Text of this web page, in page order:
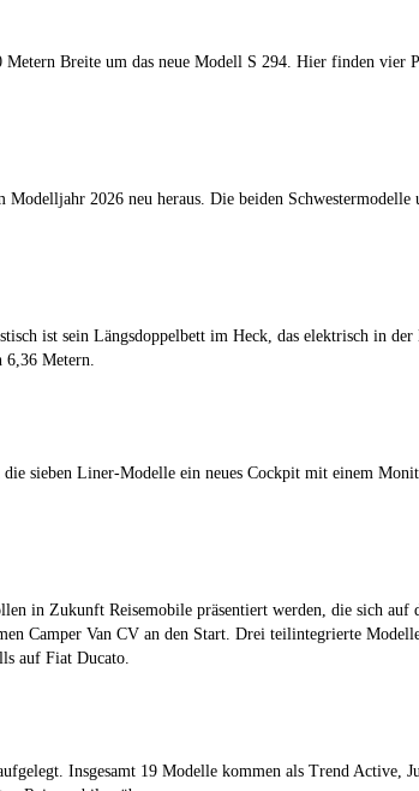
Breite um das neue Modell S 294. Hier finden vier
2026 neu heraus. Die beiden
ist sein Längsdoppelbett im Heck, das elektrisch in
Metern.
sieben Liner-Modelle ein neues Cockpit mit einem
in Zukunft Reisemobile präsentiert werden, die sich auf
Camper Van CV an den Start. Drei teilintegrierte
auf Fiat Ducato.
Insgesamt 19 Modelle kommen als Trend Active,